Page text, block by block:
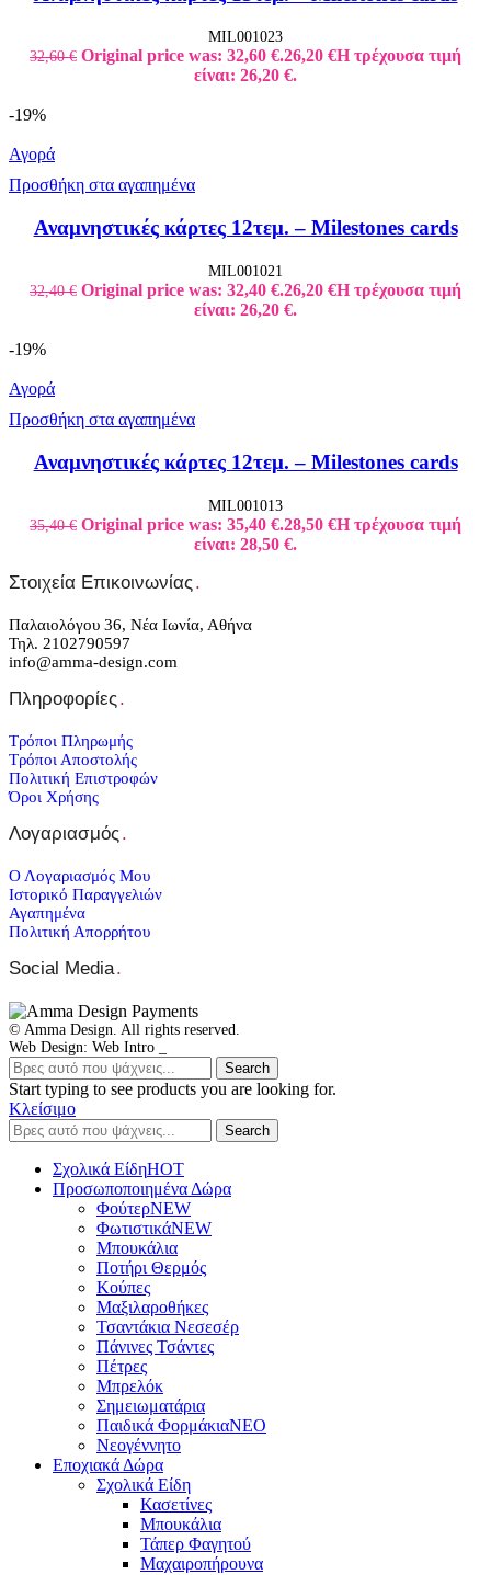
MIL001023
32,60€ Original price was: 32,60 €.26,20 €Η τρέχουσα τιμή
είναι: 26,20 €.
-19%
Αγορά
Προσθήκη στα αγαπημένα
Αναμνηστικές κάρτες 12τεμ. – Milestones cards
MIL001021
32,40€ Original price was: 32,40 €.26,20 €Η τρέχουσα τιμή
είναι: 26,20 €.
-19%
Αγορά
Προσθήκη στα αγαπημένα
Αναμνηστικές κάρτες 12τεμ. – Milestones cards
MIL001013
35,40€ Original price was: 35,40 €.28,50 €Η τρέχουσα τιμή
είναι: 28,50 €.
Στοιχεία Επικοινωνίας.
Παλαιολόγου 36, Νέα Ιωνία, Αθήνα
Τηλ. 2102790597
info@amma-design.com
Πληροφορίες.
Τρόποι Πληρωμής
Τρόποι Αποστολής
Πολιτική Επιστροφών
Όροι Χρήσης
Λογαριασμός.
Ο Λογαριασμός Μου
Ιστορικό Παραγγελιών
Αγαπημένα
Πολιτική Απορρήτου
Social Media.
© Amma Design. All rights reserved.
Web Design: Web Intro _
Search
Start typing to see products you are looking for.
Κλείσιμο
Search
Σχολικά ΕίδηΗΟΤ
Προσωποποιημένα Δώρα
ΦούτερNEW
ΦωτιστικάNEW
Μπουκάλια
Ποτήρι Θερμός
Κούπες
Μαξιλαροθήκες
Τσαντάκια Νεσεσέρ
Πάνινες Τσάντες
Πέτρες
Μπρελόκ
Σημειωματάρια
Παιδικά ΦορμάκιαNEO
Νεογέννητο
Εποχιακά Δώρα
Σχολικά Είδη
Κασετίνες
Μπουκάλια
Τάπερ Φαγητού
Μαχαιροπήρουνα